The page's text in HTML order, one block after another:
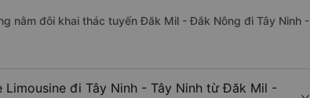
nằm đôi khai thác tuyến Đăk Mil - Đắk Nông đi Tây Ninh -
đi Tây Ninh - Tây Ninh từ Đăk Mil -